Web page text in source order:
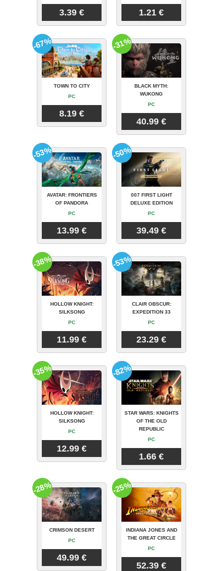
3.39 € 1.21 €
TOWN TO CITY
PC
8.19 €
-67%
BLACK MYTH:
WUKONG
PC
40.99 €
-31%
AVATAR: FRONTIERS
OF PANDORA
PC
13.99 €
-53%
007 FIRST LIGHT
DELUXE EDITION
PC
39.49 €
-50%
HOLLOW KNIGHT:
SILKSONG
PC
11.99 €
-38%
CLAIR OBSCUR:
EXPEDITION 33
PC
23.29 €
-53%
HOLLOW KNIGHT:
SILKSONG
PC
12.99 €
-35%
STAR WARS: KNIGHTS
OF THE OLD
REPUBLIC
PC
1.66 €
-82%
CRIMSON DESERT
PC
49.99 €
-28%
INDIANA JONES AND
THE GREAT CIRCLE
PC
52.39 €
-25%